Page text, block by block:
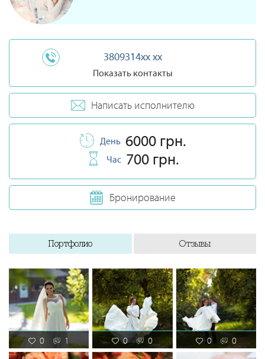
3809314xx xx
Показать контакты
Написать исполнителю
День 6000 грн.
Час 700 грн.
Бронирование
Портфолио Отзывы
0 1 0 0 0 0